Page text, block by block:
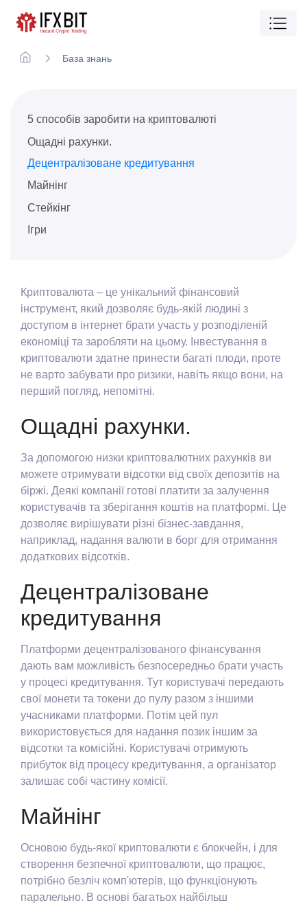
База знань
5 способів заробити на криптовалюті
Ощадні рахунки.
Децентралізоване кредитування
Майнінг
Стейкінг
Ігри
Криптовалюта – це унікальний фінансовий
інструмент, який дозволяє будь-якій людині з
доступом в інтернет брати участь у розподіленій
економіці та заробляти на цьому. Інвестування в
криптовалюти здатне принести багаті плоди, проте
не варто забувати про ризики, навіть якщо вони, на
перший погляд, непомітні.
Ощадні рахунки.
За допомогою низки криптовалютних рахунків ви
можете отримувати відсотки від своїх депозитів на
біржі. Деякі компанії готові платити за залучення
користувачів та зберігання коштів на платформі. Це
дозволяє вирішувати різні бізнес-завдання,
наприклад, надання валюти в борг для отримання
додаткових відсотків.
Децентралізоване
кредитування
Платформи децентралізованого фінансування
дають вам можливість безпосередньо брати участь
у процесі кредитування. Тут користувачі передають
свої монети та токени до пулу разом з іншими
учасниками платформи. Потім цей пул
використовується для надання позик іншим за
відсотки та комісійні. Користувачі отримують
прибуток від процесу кредитування, а організатор
залишає собі частину комісії.
Майнінг
Основою будь-якої криптовалюти є блокчейн, і для
створення безпечної криптовалюти, що працює,
потрібно безліч комп'ютерів, що функціонують
паралельно. В основі багатьох найбільш